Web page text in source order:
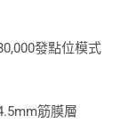
發點位模式
筋膜層